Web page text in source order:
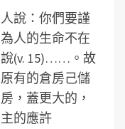
說：你們要謹
人的生命不在
說(v. 15)……。故
有的倉房己儲
，蓋更大的，
的應許